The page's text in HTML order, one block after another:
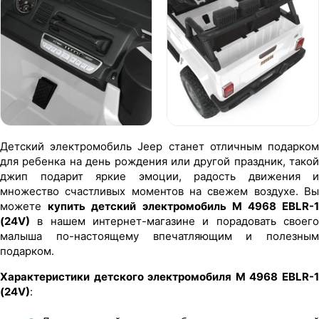
Детский электромобиль Jeep станет отличным подарком
для ребенка на день рождения или другой праздник, такой
джип подарит яркие эмоции, радость движения и
множество счастливых моментов на свежем воздухе. Вы
можетекупить детский электромобиль M 4968 EBLR-1
(24V) в нашем интернет-магазине и порадовать своего
малыша по-настоящему впечатляющим и полезным
подарком.
Характеристики детского электромобиля M 4968 EBLR-1
(24V):